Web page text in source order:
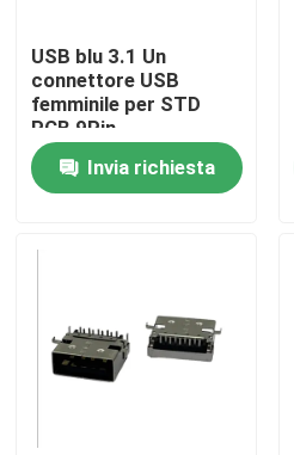
Casa
Giro della fabbrica
USB blu 3.1 Un
connettore USB
femminile per STD
PCB 9Pin
Invia richiesta